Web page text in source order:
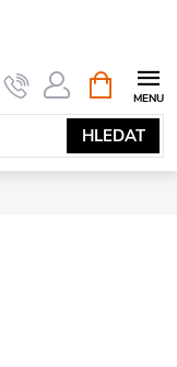
HLEDAT
NÁKUPNÍ
KOŠÍK